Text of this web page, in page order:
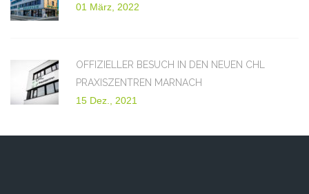
01 März, 2022
OFFIZIELLER BESUCH IN DEN NEUEN CHL
PRAXISZENTREN MARNACH
15 Dez., 2021